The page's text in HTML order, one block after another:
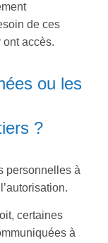
de ces
accès.
ou les
?
personnelles à
certaines
à